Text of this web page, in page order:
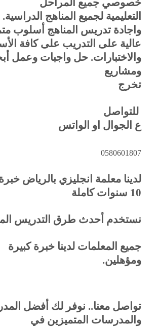
خصوصي جميع المراحل
التعليمية لجميع المناهج
واجادة تدريس المناهج أسلوب
عالية على التدريب على كافة
والاختبارات. حل واجبات وعمل
ومشاريع
تخرج
للتواصل
ع الجوال او الواتس
0580601807
لدينا معلمة انجليزي بالرياض
10 سنوات كاملة
نستخدم أحدث طرق التدريس
جميع المعلمات لدينا خبرة كبيرة
ومؤهلين.
تواصل معنا.. نوفر لك أفضل
والمدرسات المتميزين في